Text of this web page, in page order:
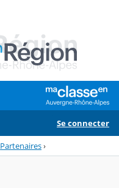
Se connecter
Partenaires›